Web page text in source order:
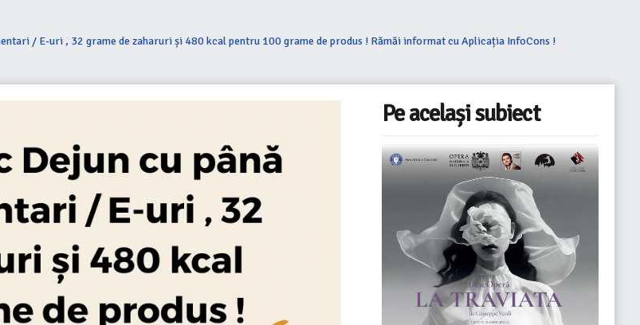
/ E-uri , 32 grame de zaharuri și 480 kcal pentru 100 grame de produs ! Rămăi informat cu Aplicația InfoCons !
Pe același subiect